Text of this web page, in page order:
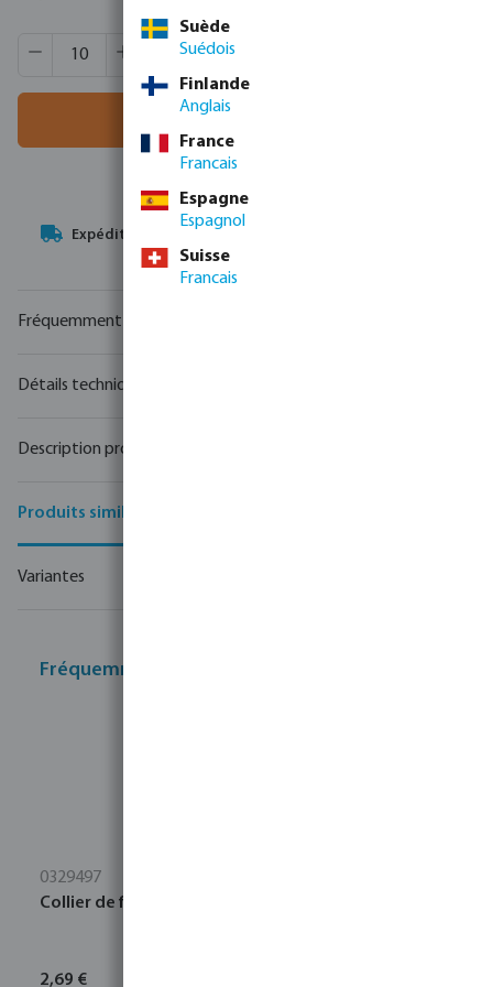
Quantité de produit : Entrez la quantité souhaitée ou
Quantité de boîtes:
MSQ:
Ajouter au panier
Votrepartenaire commercial
0329497
Suède
Suédois
Finlande
Anglais
France
Francais
Espagne
Espagnol
Suisse
Francais